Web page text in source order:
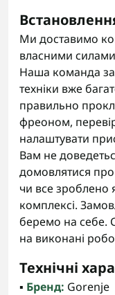
Ми доставимо
власними силами
Наша команда
техніки вже
правильно
фреоном,
налаштувати
Вам не
домовлятися про
чи все зроблено
комплексі.
беремо на себе.
на виконані
Технічні
▪️ Бренд: Gorenje